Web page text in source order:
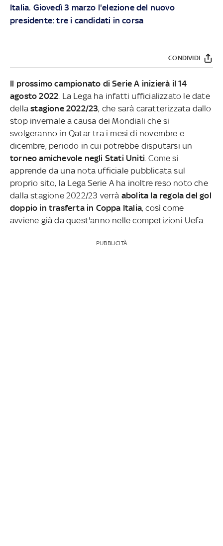
Italia. Giovedì 3 marzo l'elezione del nuovo
presidente: tre i candidati in corsa
CONDIVIDI
Il prossimo campionato di Serie A inizierà il 14
agosto 2022 . La Lega ha infatti ufficializzato le date
dellastagione 2022/23, che sarà caratterizzata dallo
stop invernale a causa dei Mondiali che si
svolgeranno in Qatar tra i mesi di novembre e
dicembre, periodo in cui potrebbe disputarsi un
torneo amichevole negli Stati Uniti . Come si
apprende da una nota ufficiale pubblicata sul
proprio sito, la Lega Serie A ha inoltre reso noto che
dalla stagione 2022/23 verrà abolita la regola del gol
doppio in trasferta in Coppa Italia, così come
avviene già da quest'anno nelle competizioni Uefa.
PUBBLICITÀ